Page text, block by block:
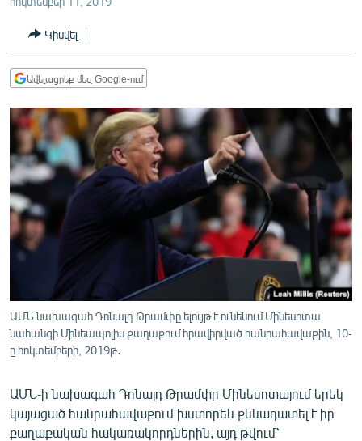
ԻՐԱՎՈՒՆՔ
ՀԱՍԱՐԱԿՈՒԹՅՈՒՆ
ՏՆՏԵՍՈՒԹՅՈՒՆ
ՊԱՏԵՐԱԶՄԻ 6 ՇԱԲԱԹՆԵՐԸ
ՏԱՐԱԾԱՇՐՋԱՆ
ՄԻՋԱԶԳԱՅԻՆ
ՄՇԱԿՈՒՅԹ
ՍՊՈՐՏ
ՄԵԿՆԱԲԱՆՈՒԹՅՈՒՆ
ՏՏ ԵՒ ԻՆՏԵՐՆԵՏ
ԿՈՐՈՆԱՎԻՐՈՒՍ
ԱՐԽԻՎ
ՏԵՍԱՆՅՈՒԹԵՐ
ԲԱՆԱՎԵՃ
Կիսվել
Ավելացրեք մեզ Google-ում
ԱՄՆ նախագահ Դոնալդ Թրամփը ելույթ է ունենում Մինեսոտա
նահանգի Մինեապոլիս քաղաքում հրավիրված հանրահավաքին, 10-
ը հոկտեմբերի, 2019թ․
ԱՄՆ-ի նախագահ Դոնալդ Թրամփը Մինեսոտայում երեկ
կայացած հանրահավաքում խստորեն քննադատել է իր
քաղաքական հակառակորդներին, այդ թվում՝